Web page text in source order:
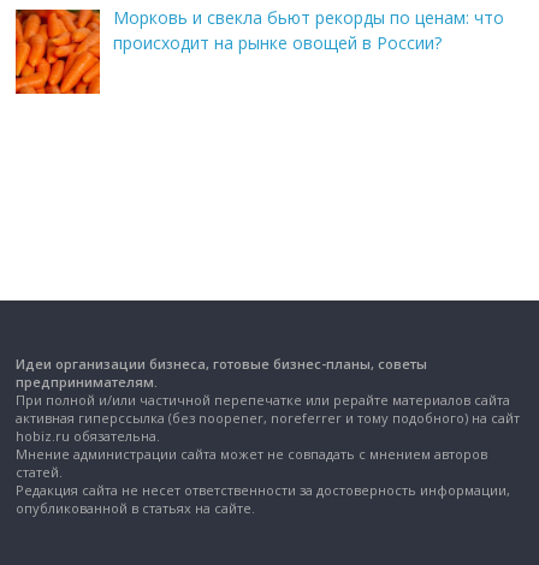
Морковь и свекла бьют рекорды по ценам: что
происходит на рынке овощей в России?
Идеи организации бизнеса, готовые бизнес-планы, советы
предпринимателям.
При полной и/или частичной перепечатке или рерайте материалов сайта
активная гиперссылка (без noopener, noreferrer и тому подобного) на сайт
hobiz.ru обязательна.
Мнение администрации сайта может не совпадать с мнением авторов
статей.
Редакция сайта не несет ответственности за достоверность информации,
опубликованной в статьях на сайте.